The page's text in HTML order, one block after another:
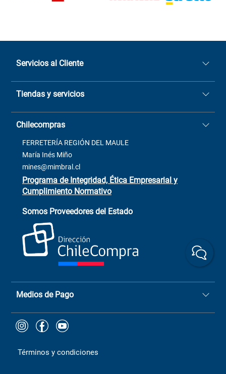
Servicios al Cliente
Quiénes somos
Sucursales
Términos y condiciones
Contacto
Venta Terreno
Trabaja con Nosotros
+(73) 256
ChileCompras
+56 9 9888 9549
Tiendas y servicios
Casa Matriz: Avenida Chorrillos
2137 San Javier, Fono (73)
Chilecompras
FERRETERÍA REGIÓN DEL MAULE
María Inés Miño
mines@mimbral.cl
Programa de Integridad, Ética Empresarial y
Cumplimiento Normativo
Somos Proveedores del Estado
Medios de Pago
Términos y condiciones